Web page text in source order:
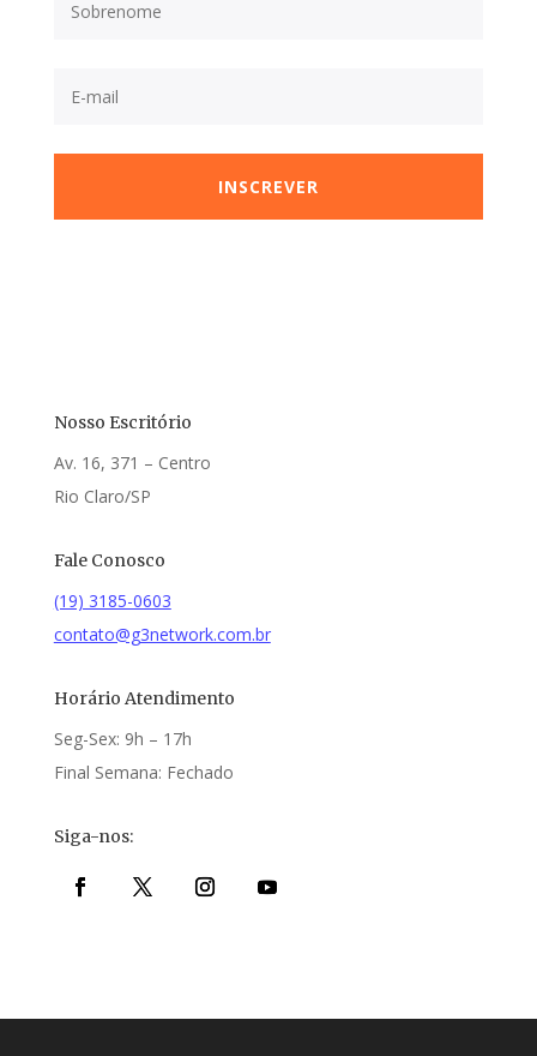
INSCREVER
Nosso Escritório
Av. 16, 371 – Centro
Rio Claro/SP
Fale Conosco
(19) 3185-0603
contato@g3network.com.br
Horário Atendimento
Seg-Sex: 9h – 17h
Final Semana: Fechado
Siga-nos: